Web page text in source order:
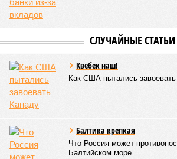
СЛУЧАЙНЫЕ СТАТЬИ
Квебек наш!
Как США пытались
Балтика крепкая
Что Россия может
Балтийском море